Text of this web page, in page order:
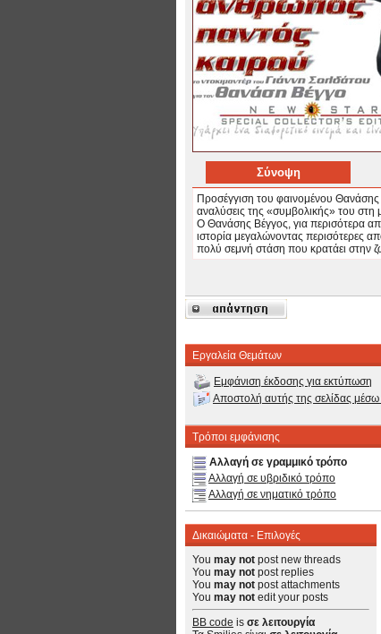
Σύνοψη
Προσέγγιση του φαινομένου
αναλύσεις της «συμβολικής» του στη
Ο Θανάσης Βέγγος, για περισότερα
ιστορία μεγαλώνοντας περισότερες
πολύ σεμνή στάση που κρατάει στην
Εργαλεία Θεμάτων
Εμφάνιση έκδοσης για εκτύπωση
Αποστολή αυτής της σελίδας
Τρόποι εμφάνισης
Αλλαγή σε γραμμικό τρόπο
Αλλαγή σε υβριδικό τρόπο
Αλλαγή σε νηματικό τρόπο
Δικαιώματα - Επιλογές
You may not post new threads
You may not post replies
You may not post attachments
You may not edit your posts
BB code is σε λειτουργία